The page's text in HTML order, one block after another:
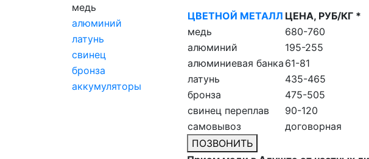
медь
алюминий
латунь
свинец
бронза
аккумуляторы
ЦВЕТНОЙ МЕТАЛЛ ЦЕНА, РУБ/КГ *
медь
680-760
алюминий
195-255
алюминиевая банка 61-81
латунь
435-465
бронза
475-505
свинец переплав
90-120
самовывоз
договорная
ПОЗВОНИТЬ